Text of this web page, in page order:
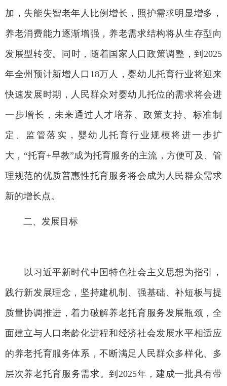
加，失能失智老年人比例增长，照护需求明显增多，
养老消费能力逐渐增强，养老需求结构将从生存型向
发展型转变。同时，随着国家人口政策调整，到2025
年全州预计新增人口18万人，婴幼儿托育行业将迎来
快速发展时期，人民群众对婴幼儿托位的需求将会进
一步增长，未来通过人才培养、政策支持、标准制
定、监管落实，婴幼儿托育行业规模将进一步扩
大，“托育+早教”成为托育服务的主流，方便可及、管
理规范的优质普惠性托育服务将会成为人民群众需求
新的增长点。
二、发展目标
以习近平新时代中国特色社会主义思想为指引，
践行新发展理念，坚持建机制、强基础、补短板与提
质量协调推进，着力破解养老托育服务发展瓶颈，全
面建立与人口老龄化进程和经济社会发展水平相适应
的养老托育服务体系，不断满足人民群众多样化、多
层次养老托育服务需求。到2025年，建成一批具有带